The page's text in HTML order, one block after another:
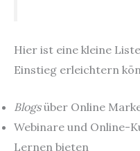
Hier ist eine kleine
Einstieg erleichtern
Blogsüber Online
Webinare und Online-
Lernen bieten